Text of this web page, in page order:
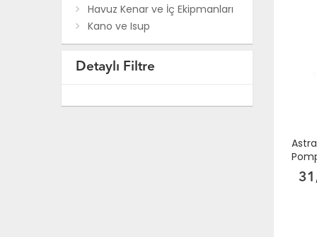
Havuz Kenar ve İç Ekipmanları
Kano ve Isup
Detaylı Filtre